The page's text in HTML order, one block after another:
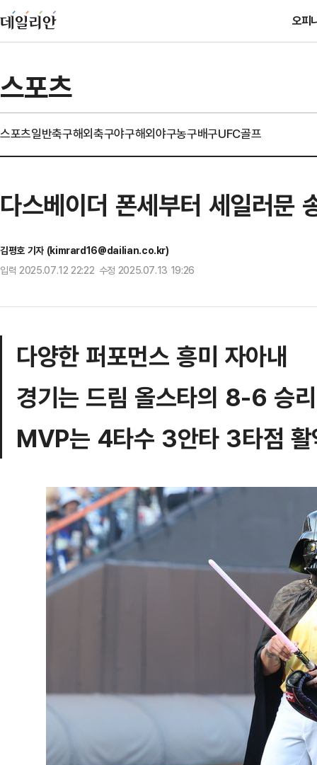
오피
스포츠
스포츠일반축구해외축구야구해외야구농구배구UFC골프
다스베이더 폰세부터 세일러
김평호 기자 (kimrard16@dailian.co.kr)
입력 2025.07.12 22:22 수정 2025.07.13 19:26
다양한 퍼포먼스 흥미 자아내
경기는 드림 올스타의 8-6 승리
MVP는 4타수 3안타 3타점 활